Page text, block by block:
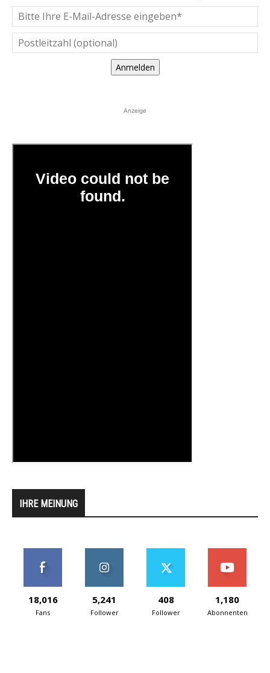
Anmelden
Anzeige
IHRE MEINUNG
18,016
Fans
5,241
Follower
408
Follower
1,180
Abonnenten